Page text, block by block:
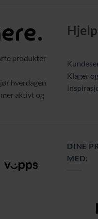
produkter
hverdagen
aktivt og
Klager
DINE
MED: